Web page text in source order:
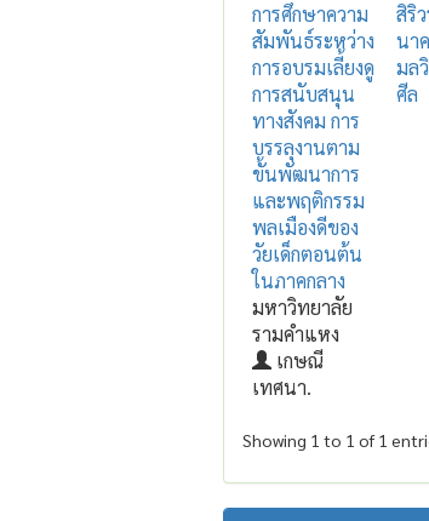
การศึกษาความ
สัมพันธ์ระหว่าง
การอบรมเลี้ยงดู
การสนับสนุน
ทางสังคม การ
บรรลุงานตาม
ขั้นพัฒนาการ
และพฤติกรรม
พลเมืองดีของ
วัยเด็กตอนต้น
ในภาคกลาง
มหาวิทยาลัย
รามคำแหง
เกษณี
เทศนา.
สิริ
นาค
มล
ศีล
Showing 1 to 1 of 1